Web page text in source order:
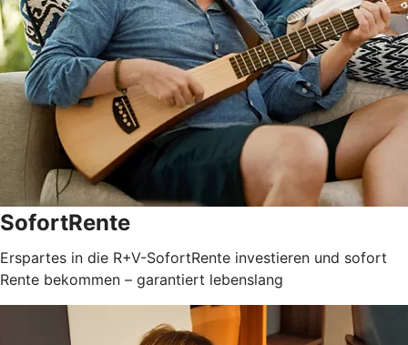
SofortRente
Erspartes in die R+V-SofortRente investieren und sofort
Rente bekommen – garantiert lebenslang